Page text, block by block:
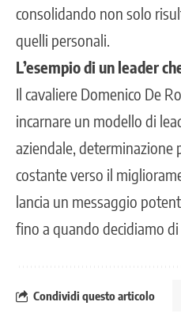
consolidando non solo
quelli personali.
L’esempio di un leader
Il cavaliere Domenico De
incarnare un modello di
aziendale, determinazione
costante verso il
lancia un messaggio
fino a quando decidiamo
Condividi questo articolo